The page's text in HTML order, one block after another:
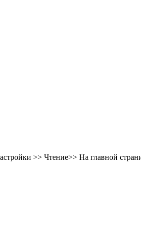
>> Чтение>> На главной